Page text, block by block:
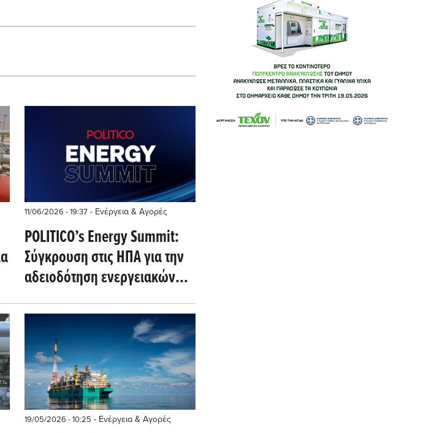
11/06/2026 - 19:37- Ενέργεια & Αγορές
POLITICO’s Energy Summit:
Σύγκρουση στις ΗΠΑ για την
αδειοδότηση ενεργειακών
έργων
19/05/2026 - 10:25 - Ενέργεια & Αγορές